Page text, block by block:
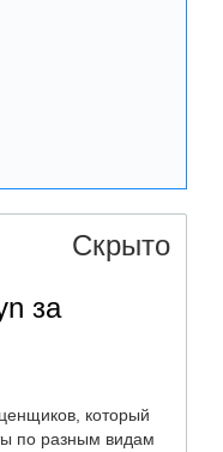
за
Скрыто
который
по разным видам